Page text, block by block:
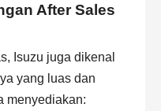
After Sales
Isuzu juga dikenal
yang luas dan
menyediakan: